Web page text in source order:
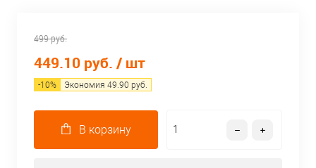
499 руб.
449.10 руб. / шт
-10% Экономия 49.90 руб.
В корзину